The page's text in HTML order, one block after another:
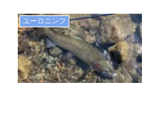
ユーロニンフ